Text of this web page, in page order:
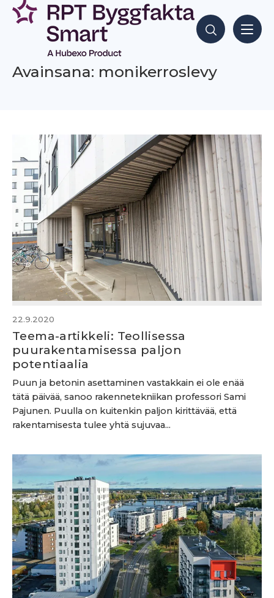
Siirry
sisältöön
Hae sisältöjä
Avainsana: monikerroslevy
22.9.2020
Teema-artikkeli: Teollisessa
puurakentamisessa paljon
potentiaalia
Puun ja betonin asettaminen vastakkain ei ole enää
tätä päivää, sanoo rakennetekniikan professori Sami
Pajunen. Puulla on kuitenkin paljon kirittävää, että
rakentamisesta tulee yhtä sujuvaa...